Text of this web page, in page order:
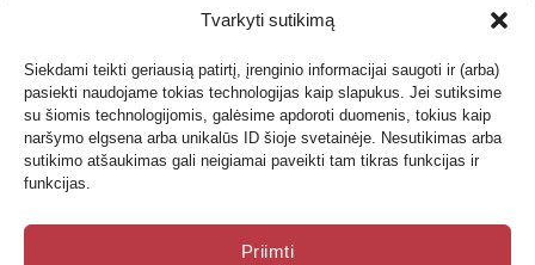
Tvarkyti sutikimą
Siekdami teikti geriausią patirtį, įrenginio informacijai saugoti ir (arba)
pasiekti naudojame tokias technologijas kaip slapukus. Jei sutiksime
su šiomis technologijomis, galėsime apdoroti duomenis, tokius kaip
naršymo elgsena arba unikalūs ID šioje svetainėje. Nesutikimas arba
sutikimo atšaukimas gali neigiamai paveikti tam tikras funkcijas ir
funkcijas.
Priimti
Tradicinės pirties įrengimas
Informacija
Grąžinimas